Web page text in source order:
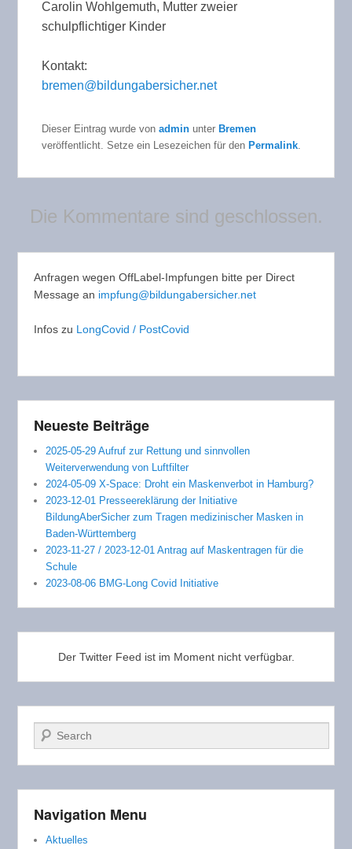
Carolin Wohlgemuth, Mutter zweier
schulpflichtiger Kinder
Kontakt:
bremen@bildungabersicher.net
Dieser Eintrag wurde vonadmin unterBremen
veröffentlicht. Setze ein Lesezeichen für denPermalink
Die Kommentare sind geschlossen.
Anfragen wegen OffLabel-Impfungen bitte per Direct
Message an impfung@bildungabersicher.net
Infos zu LongCovid / PostCovid
Neueste Beiträge
2025-05-29 Aufruf zur Rettung und sinnvollen
Weiterverwendung von Luftfilter
2024-05-09 X-Space: Droht ein Maskenverbot in Hamburg?
2023-12-01 Presseereklärung der Initiative
BildungAberSicher zum Tragen medizinischer Masken in
Baden-Württemberg
2023-11-27 / 2023-12-01 Antrag auf Maskentragen für die
Schule
2023-08-06 BMG-Long Covid Initiative
Der Twitter Feed ist im Moment nicht verfügbar.
Suchen
Navigation Menu
Aktuelles